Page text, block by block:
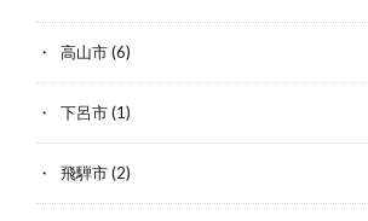
高山市(6)
下呂市(1)
飛騨市(2)